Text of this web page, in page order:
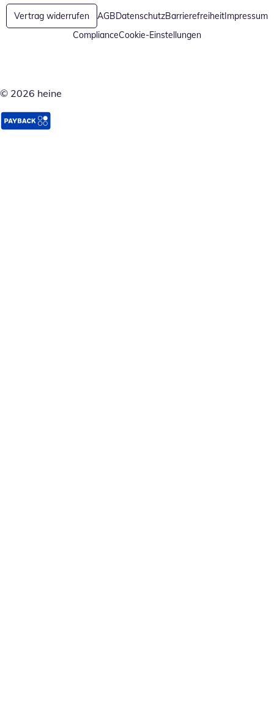
Vertrag widerrufen AGBDatenschutzBarrierefreiheitImpressum
ComplianceCookie-Einstellungen
© 2026 heine